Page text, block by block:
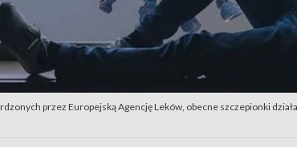
przez Europejską Agencję Leków, obecne szczepionki